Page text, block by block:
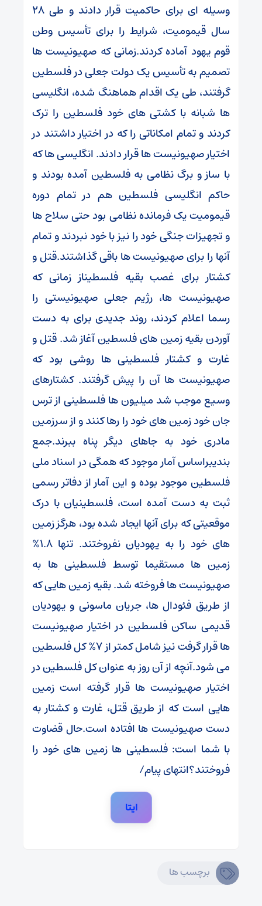
وسیله ای برای حاکمیت قرار دادند و طی 28
سال قیمومیت، شرایط را برای تأسیس وطن
قوم یهود آماده کردند.زمانی که صهیونیست ها
تصمیم به تأسیس یک دولت جعلی در فلسطین
گرفتند، طی یک اقدام هماهنگ شده، انگلیسی
ها شبانه با کشتی های خود فلسطین را ترک
کردند و تمام امکاناتی را که در اختیار داشتند در
اختیار صهیونیست ها قرار دادند. انگلیسی ها که
با ساز و برگ نظامی به فلسطین آمده بودند و
حاکم انگلیسی فلسطین هم در تمام دوره
قیمومیت یک فرمانده نظامی بود حتی سلاح ها
و تجهیزات جنگی خود را نیز با خود نبردند و تمام
آنها را برای صهیونیست ها باقی گذاشتند.قتل و
کشتار برای غصب بقیه فلسطیناز زمانی که
صهیونیست ها، رژیم جعلی صهیونیستی را
رسما اعلام کردند، روند جدیدی برای به دست
آوردن بقیه زمین های فلسطین آغاز شد. قتل و
غارت و کشتار فلسطینی ها روشی بود که
صهیونیست ها آن را پیش گرفتند. کشتارهای
وسیع موجب شد میلیون ها فلسطینی از ترس
جان خود زمین های خود را رها کنند و از سرزمین
مادری خود به جاهای دیگر پناه ببرند.جمع
بندیبراساس آمار موجود که همگی در اسناد ملی
فلسطین موجود بوده و این آمار از دفاتر رسمی
ثبت به دست آمده است، فلسطینیان با درک
موقعیتی که برای آنها ایجاد شده بود، هرگز زمین
های خود را به یهودیان نفروختند. تنها 1.8%
زمین ها مستقیما توسط فلسطینی ها به
صهیونیست ها فروخته شد. بقیه زمین هایی که
از طریق فئودال ها، جریان ماسونی و یهودیان
قدیمی ساکن فلسطین در اختیار صهیونیست
ها قرار گرفت نیز شامل کمتر از 7% کل فلسطین
می شود.آنچه از آن روز به عنوان کل فلسطین در
اختیار صهیونیست ها قرار گرفته است زمین
هایی است که از طریق قتل، غارت و کشتار به
دست صهیونیست ها افتاده است.حال قضاوت
با شما است: فلسطینی ها زمین های خود را
فروختند؟انتهای پیام/
ایتا
برچسب ها